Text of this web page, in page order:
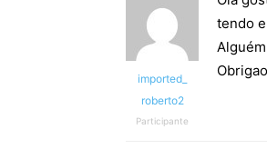
imported_
roberto2
Participante
tendo